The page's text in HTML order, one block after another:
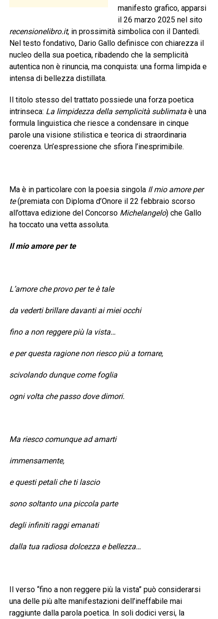
manifesto grafico, apparsi
il 26 marzo 2025 nel sito
recensionelibro.it, in prossimità simbolica con il Dantedì.
Nel testo fondativo, Dario Gallo definisce con chiarezza il
nucleo della sua poetica, ribadendo che la semplicità
autentica non è rinuncia, ma conquista: una forma limpida e
intensa di bellezza distillata.
Il titolo stesso del trattato possiede una forza poetica
intrinseca: La limpidezza della semplicità sublimataè una
formula linguistica che riesce a condensare in cinque
parole una visione stilistica e teorica di straordinaria
coerenza. Un’espressione che sfiora l’inesprimibile.
Ma è in particolare con la poesia singola Il mio amore per
te(premiata con Diploma d’Onore il 22 febbraio scorso
all’ottava edizione del Concorso Michelangelo) che Gallo
ha toccato una vetta assoluta.
Il mio amore per te
L’amore che provo per te è tale
da vederti brillare davanti ai miei occhi
fino a non reggere più la vista…
e per questa ragione non riesco più a tornare,
scivolando dunque come foglia
ogni volta che passo dove dimori.
Ma riesco comunque ad amarti
immensamente,
e questi petali che ti lascio
sono soltanto una piccola parte
degli infiniti raggi emanati
dalla tua radiosa dolcezza e bellezza…
Il verso “fino a non reggere più la vista” può considerarsi
una delle più alte manifestazioni dell’ineffabile mai
raggiunte dalla parola poetica. In soli dodici versi, la